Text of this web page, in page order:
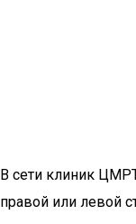
В сети клиник
правой или левой